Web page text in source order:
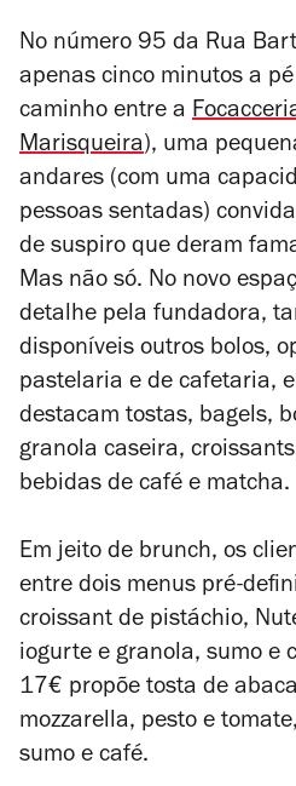
No número 95 da Rua
apenas cinco minutos a
caminho entre a
Marisqueira), uma
andares (com uma
pessoas sentadas)
de suspiro que deram
Mas não só. No novo
detalhe pela fundadora,
disponíveis outros bolos,
pastelaria e de cafetaria,
destacam tostas, bagels,
granola caseira,
bebidas de café e matcha.
Em jeito de brunch, os
entre dois menus pré-
croissant de pistáchio,
iogurte e granola, sumo e
17€ propõe tosta de
mozzarella, pesto e
sumo e café.